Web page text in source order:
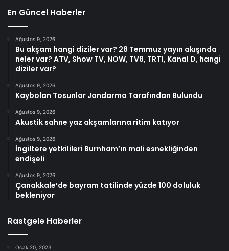
En Güncel Haberler
Ağustos 9, 2026
Bu akşam hangi diziler var? 28 Temmuz yayın akışında
neler var? ATV, Show TV, NOW, TV8, TRT1, Kanal D, hangi
diziler var?
Ağustos 9, 2026
Kaybolan Tosunlar Jandarma Tarafından Bulundu
Ağustos 9, 2026
Akustik sahne yaz akşamlarına ritim katıyor
Ağustos 9, 2026
İngiltere yetkilileri Burnham’ın mali esnekliğinden
endişeli
Ağustos 9, 2026
Çanakkale’de bayram tatilinde yüzde 100 doluluk
bekleniyor
Rastgele Haberler
Ocak 20, 2023